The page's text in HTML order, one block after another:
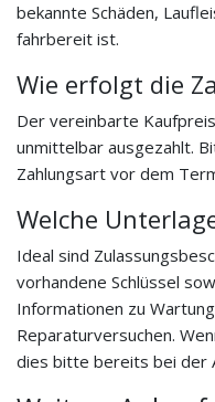
bekannte Schäden,
fahrbereit ist.
Wie erfolgt die
Der vereinbarte
unmittelbar ausgezahlt.
Zahlungsart vor dem
Welche
Ideal sind
vorhandene Schlüssel
Informationen zu
Reparaturversuchen.
dies bitte bereits bei der